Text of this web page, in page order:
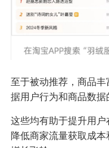
至于被动推荐，商品
据用户行为和商品数据
这些均有助于提升用户
降低商家流量获取成